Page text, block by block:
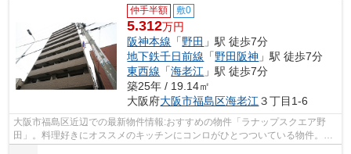
仲手半額 敷0
5.312万円
阪神本線 「野田 」駅 徒歩7分
地下鉄千日前線 「野田阪神 」駅 徒歩7分
東西線 「海老江 」駅 徒歩7分
築25年 / 19.14㎡
大阪府大阪市福島区海老江３丁目1-6
大阪市福島区近辺での最新物件情報:おすすめの物件「ラナップスクエア野
田」。料理好きにオススメのキッチンにコンロがひとつついている物件。RC